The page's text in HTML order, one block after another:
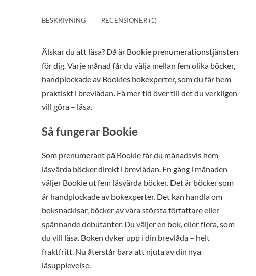
BESKRIVNING RECENSIONER (1)
Älskar du att läsa? Då är Bookie prenumerationstjänsten
för dig. Varje månad får du välja mellan fem olika böcker,
handplockade av Bookies bokexperter, som du får hem
praktiskt i brevlådan. Få mer tid över till det du verkligen
vill göra – läsa.
Så fungerar Bookie
Som prenumerant på Bookie får du månadsvis hem
läsvärda böcker direkt i brevlådan. En gång i månaden
väljer Bookie ut fem läsvärda böcker. Det är böcker som
är handplockade av bokexperter. Det kan handla om
boksnackisar, böcker av våra största författare eller
spännande debutanter. Du väljer en bok, eller flera, som
du vill läsa. Boken dyker upp i din brevlåda – helt
fraktfritt. Nu återstår bara att njuta av din nya
läsupplevelse.